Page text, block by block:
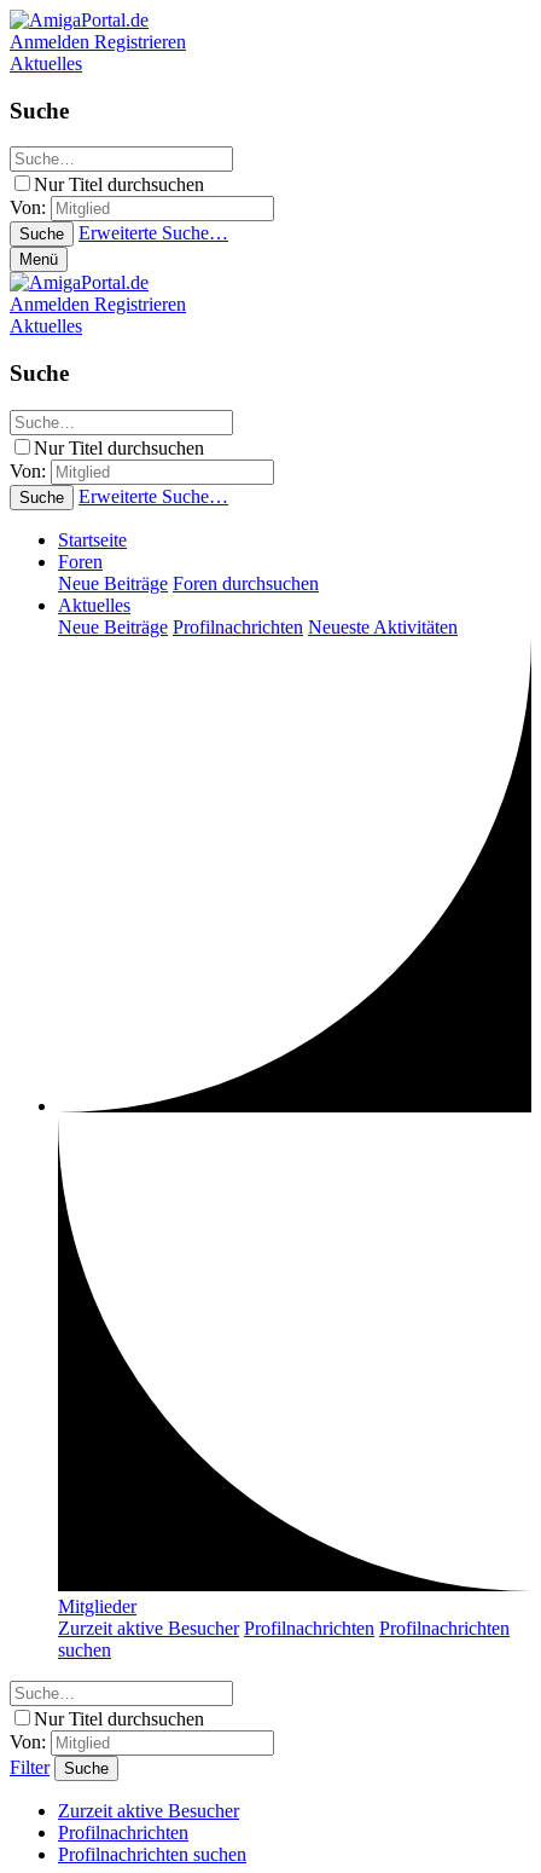
Anmelden Registrieren
Aktuelles
Suche
Nur Titel durchsuchen
Von:
Suche Erweiterte Suche…
Menü
Anmelden Registrieren
Aktuelles
Suche
Nur Titel durchsuchen
Von:
Suche Erweiterte Suche…
Startseite
Foren
Neue Beiträge Foren durchsuchen
Aktuelles
Neue Beiträge Profilnachrichten Neueste Aktivitäten
Mitglieder
Zurzeit aktive Besucher Profilnachrichten Profilnachrichten
suchen
Nur Titel durchsuchen
Von:
Filter
Suche
Zurzeit aktive Besucher
Profilnachrichten
Profilnachrichten suchen